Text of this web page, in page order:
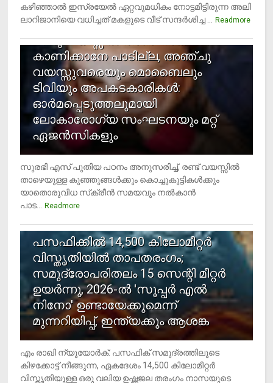
കഴിഞ്ഞാല്‍ ഇസ്രയേല്‍ ഏറ്റവുമധികം നോട്ടമിട്ടിരുന്ന അലി
ലാറിജാനിയെ വധിച്ചത് മകളുടെ വീട് സന്ദര്‍ശിച്ച ...
Readmore
4
രണ്ടു വയസ്സില്‍ താഴെ സ്‌ക്രീന്‍
കാണിക്കാനേ പാടില്ല, അഞ്ചു
വയസ്സുവരെയും മൊബൈലും
ടിവിയും അപകടകാരികള്‍:
ഓര്‍മപ്പെടുത്തലുമായി
ലോകാരോഗ്യ സംഘടനയും മറ്റ്
ഏജന്‍സികളും
സുരഭി എസ് പുതിയ പഠനം അനുസരിച്ച്, രണ്ട് വയസ്സില്‍
താഴെയുള്ള കുഞ്ഞുങ്ങള്‍ക്കും കൊച്ചുകുട്ടികള്‍ക്കും
യാതൊരുവിധ സ്‌ക്രീന്‍ സമയവും നല്‍കാന്‍
പാട...
Readmore
പസഫിക്കില്‍ 14,500 കിലോമീറ്റര്‍
വിസ്തൃതിയില്‍ താപതരംഗം;
സമുദ്രോപരിതലം 15 സെന്റി മീറ്റര്‍
ഉയര്‍ന്നു, 2026-ല്‍ 'സൂപ്പര്‍ എല്‍
നിനോ' ഉണ്ടായേക്കുമെന്ന്
മുന്നറിയിപ്പ്, ഇന്ത്യക്കും ആശങ്ക
എം രാഖി ന്യൂയോര്‍ക്: പസഫിക് സമുദ്രത്തിലൂടെ
കിഴക്കോട്ട് നീങ്ങുന്ന, ഏകദേശം 14,500 കിലോമീറ്റര്‍
വിസ്തൃതിയുള്ള ഒരു വലിയ ഉഷ്ണജല തരംഗം നാസയുടെ